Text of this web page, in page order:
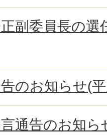
副委員長の選
のお知らせ(
通告のお知ら